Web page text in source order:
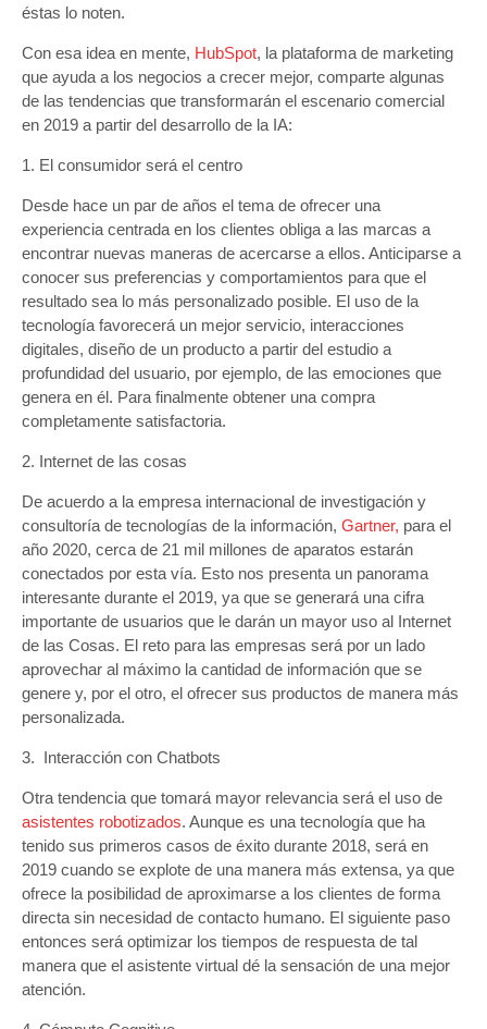
éstas lo noten.
Con esa idea en mente, HubSpot, la plataforma de marketing
que ayuda a los negocios a crecer mejor, comparte algunas
de las tendencias que transformarán el escenario comercial
en 2019 a partir del desarrollo de la IA:
1. El consumidor será el centro
Desde hace un par de años el tema de ofrecer una
experiencia centrada en los clientes obliga a las marcas a
encontrar nuevas maneras de acercarse a ellos. Anticiparse a
conocer sus preferencias y comportamientos para que el
resultado sea lo más personalizado posible. El uso de la
tecnología favorecerá un mejor servicio, interacciones
digitales, diseño de un producto a partir del estudio a
profundidad del usuario, por ejemplo, de las emociones que
genera en él. Para finalmente obtener una compra
completamente satisfactoria.
2. Internet de las cosas
De acuerdo a la empresa internacional de investigación y
consultoría de tecnologías de la información, Gartner, para el
año 2020, cerca de 21 mil millones de aparatos estarán
conectados por esta vía. Esto nos presenta un panorama
interesante durante el 2019, ya que se generará una cifra
importante de usuarios que le darán un mayor uso al Internet
de las Cosas. El reto para las empresas será por un lado
aprovechar al máximo la cantidad de información que se
genere y, por el otro, el ofrecer sus productos de manera más
personalizada.
3. Interacción con Chatbots
Otra tendencia que tomará mayor relevancia será el uso de
asistentes robotizados. Aunque es una tecnología que ha
tenido sus primeros casos de éxito durante 2018, será en
2019 cuando se explote de una manera más extensa, ya que
ofrece la posibilidad de aproximarse a los clientes de forma
directa sin necesidad de contacto humano. El siguiente paso
entonces será optimizar los tiempos de respuesta de tal
manera que el asistente virtual dé la sensación de una mejor
atención.